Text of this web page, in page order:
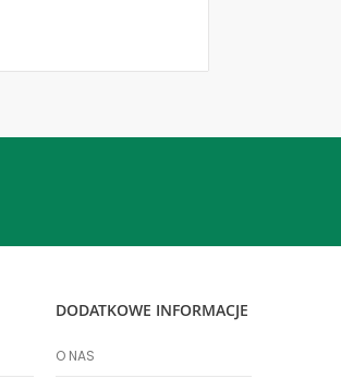
DODATKOWE INFORMACJE
O NAS